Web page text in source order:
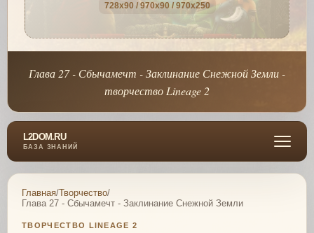
728x90 / 970x90 / 970x250
Глава 27 - Сбычамечт - Заклинание Снежной Земли -
творчество Lineage 2
L2DOM.RU
БАЗА ЗНАНИЙ
Главная/Творчество/
Глава 27 - Сбычамечт - Заклинание Снежной Земли
ТВОРЧЕСТВО LINEAGE 2